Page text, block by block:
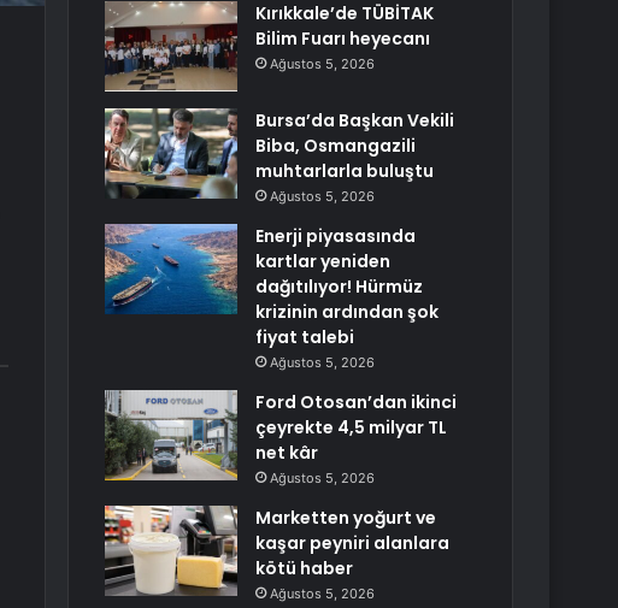
Kırıkkale’de TÜBİTAK
Bilim Fuarı heyecanı
Ağustos 5, 2026
Bursa’da Başkan Vekili
Biba, Osmangazili
muhtarlarla buluştu
Ağustos 5, 2026
Enerji piyasasında
kartlar yeniden
dağıtılıyor! Hürmüz
krizinin ardından şok
fiyat talebi
Ağustos 5, 2026
Ford Otosan’dan ikinci
çeyrekte 4,5 milyar TL
net kâr
Ağustos 5, 2026
Marketten yoğurt ve
kaşar peyniri alanlara
kötü haber
Ağustos 5, 2026